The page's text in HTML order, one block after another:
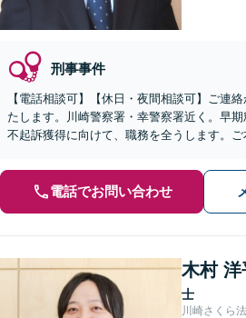
刑事事件
【電話相談可】【休日・夜間相談可】ご連
たします。川崎警察署・幸警察署近く。早期
不起訴獲得に向けて、職務を全うします。ご
電話でお問い合わせ
木村 洋
士
川崎さくら